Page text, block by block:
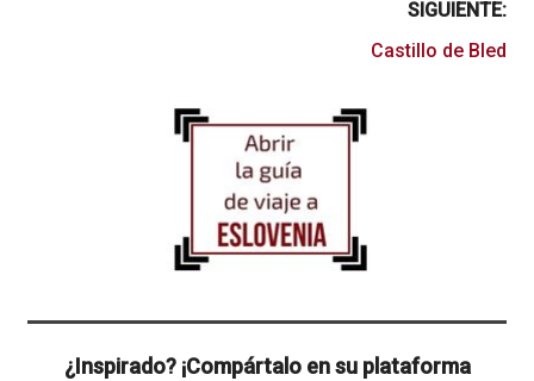
SIGUIENTE:
Castillo de Bled
¿Inspirado? ¡Compártalo en su plataforma